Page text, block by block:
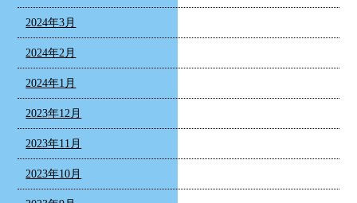
2024年3月
2024年2月
2024年1月
2023年12月
2023年11月
2023年10月